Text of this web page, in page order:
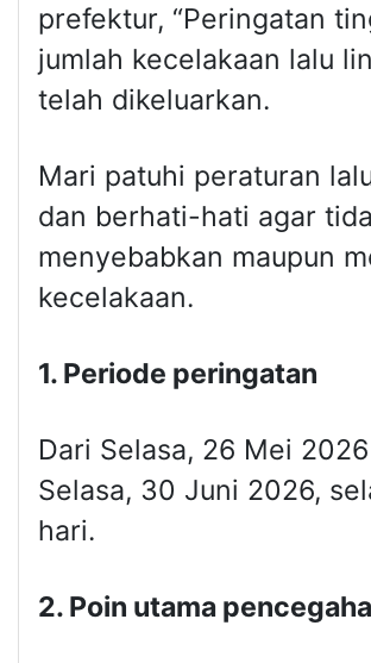
prefektur, “Peringatan
jumlah kecelakaan lalu
telah dikeluarkan.
Mari patuhi peraturan
dan berhati-hati agar
menyebabkan maupun
kecelakaan.
1. Periode peringatan
Dari Selasa, 26 Mei
Selasa, 30 Juni 2026,
hari.
2. Poin utama